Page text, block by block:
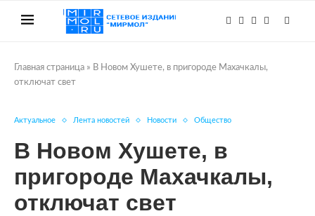
Главная страница » В Новом Хушете, в пригороде Махачкалы,
отключат свет
Актуальное Лента новостей Новости Общество
В Новом Хушете, в
пригороде Махачкалы,
отключат свет